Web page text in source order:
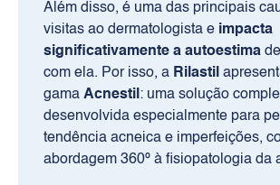
Além disso, é uma das principais
visitas ao dermatologista e impacta
significativamente a autoestima
com ela. Por isso, a Rilastil
gama Acnestil : uma solução
desenvolvida especialmente para
tendência acneica e imperfeições,
abordagem 360º à fisiopatologia da